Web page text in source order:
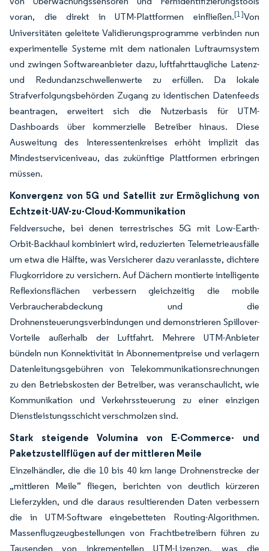
voran, die direkt in UTM-Plattformen einfließen.[1]Von
Universitäten geleitete Validierungsprogramme verbinden nun
experimentelle Systeme mit dem nationalen Luftraumsystem
und zwingen Softwareanbieter dazu, luftfahrttaugliche Latenz-
und Redundanzschwellenwerte zu erfüllen. Da lokale
Strafverfolgungsbehörden Zugang zu identischen Datenfeeds
beantragen, erweitert sich die Nutzerbasis für UTM-
Dashboards über kommerzielle Betreiber hinaus. Diese
Ausweitung des Interessentenkreises erhöht implizit das
Mindestserviceniveau, das zukünftige Plattformen erbringen
müssen.
Konvergenz von 5G und Satellit zur Ermöglichung von
Echtzeit-UAV-zu-Cloud-Kommunikation
Feldversuche, bei denen terrestrisches 5G mit Low-Earth-
Orbit-Backhaul kombiniert wird, reduzierten Telemetrieausfälle
um etwa die Hälfte, was Versicherer dazu veranlasste, dichtere
Flugkorridore zu versichern. Auf Dächern montierte intelligente
Reflexionsflächen verbessern gleichzeitig die mobile
Verbraucherabdeckung und die
Drohnensteuerungsverbindungen und demonstrieren Spillover-
Vorteile außerhalb der Luftfahrt. Mehrere UTM-Anbieter
bündeln nun Konnektivität in Abonnementpreise und verlagern
Datenleitungsgebühren von Telekommunikationsrechnungen
zu den Betriebskosten der Betreiber, was veranschaulicht, wie
Kommunikation und Verkehrssteuerung zu einer einzigen
Dienstleistungsschicht verschmolzen sind.
Stark steigende Volumina von E-Commerce- und
Paketzustellflügen auf der mittleren Meile
Einzelhändler, die die 10 bis 40 km lange Drohnenstrecke der
„mittleren Meile” fliegen, berichten von deutlich kürzeren
Lieferzyklen, und die daraus resultierenden Daten verbessern
die in UTM-Software eingebetteten Routing-Algorithmen.
Massenflugzeugbestellungen von Frachtbetreibern führen zu
Tausenden von inkrementellen UTM-Lizenzen, was die